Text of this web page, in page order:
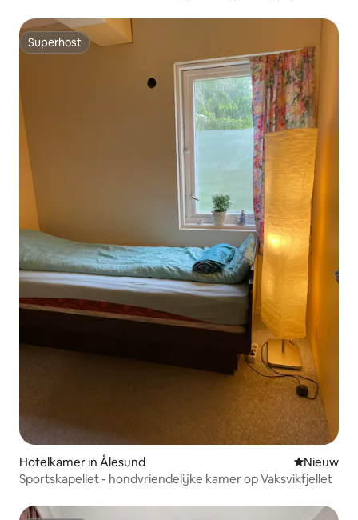
Superhost
Superhost
Hotelkamer in Ålesund Nieuwe
Nieuw
Sportskapellet - hondvriendelijke kamer op Vaksvikfjellet